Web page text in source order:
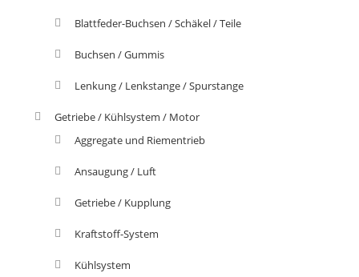
Blattfeder-Buchsen / Schäkel / Teile
Buchsen / Gummis
Lenkung / Lenkstange / Spurstange
Getriebe / Kühlsystem / Motor
Aggregate und Riementrieb
Ansaugung / Luft
Getriebe / Kupplung
Kraftstoff-System
Kühlsystem